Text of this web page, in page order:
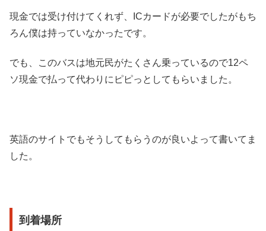
現金では受け付けてくれず、ICカードが必要でしたがもち
ろん僕は持っていなかったです。
でも、このバスは地元民がたくさん乗っているので12ペ
ソ現金で払って代わりにピピっとしてもらいました。
英語のサイトでもそうしてもらうのが良いよって書いてま
した。
到着場所